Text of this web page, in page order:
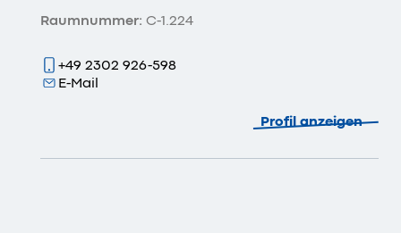
+49 2302 926-598
E-Mail
Raumnummer: C-1.224
Profil anzeigen